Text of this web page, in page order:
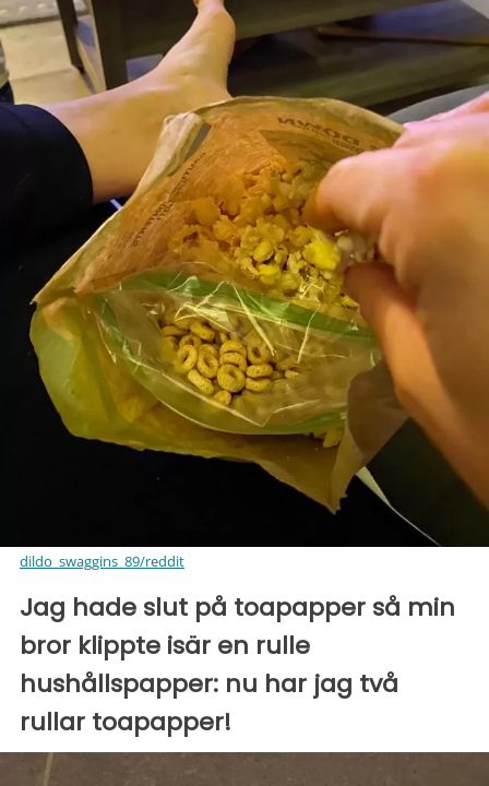
dildo_swaggins_89/reddit
Jag hade slut på toapapper så min
bror klippte isär en rulle
hushållspapper: nu har jag två
rullar toapapper!